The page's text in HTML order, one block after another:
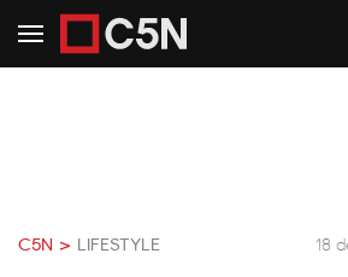
C5N > LIFESTYLE 18